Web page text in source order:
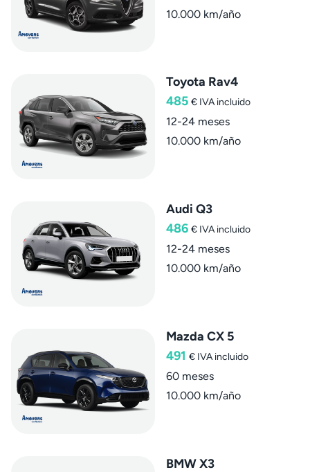
10.000 km/año
Toyota Rav4
485 € IVA incluido
12-24 meses
10.000 km/año
Audi Q3
486 € IVA incluido
12-24 meses
10.000 km/año
Mazda CX 5
491 € IVA incluido
60 meses
10.000 km/año
BMW X3